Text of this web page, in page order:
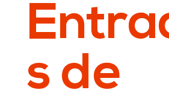
s de